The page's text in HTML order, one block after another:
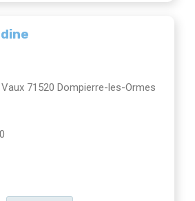
71520 Dompierre-les-Ormes